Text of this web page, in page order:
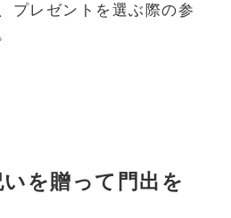
プレゼントを選ぶ際の参
を贈って門出を